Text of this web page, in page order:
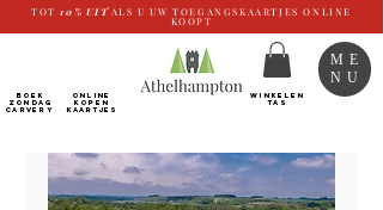
TOT 10% UIT ALS U UW TOEGANGSKAARTJES ONLINE
KOOPT
BOEK
ZONDAG
CARVERY
ONLINE
kopen
Kaartjes
WINKELEN
TAS
ME
NU